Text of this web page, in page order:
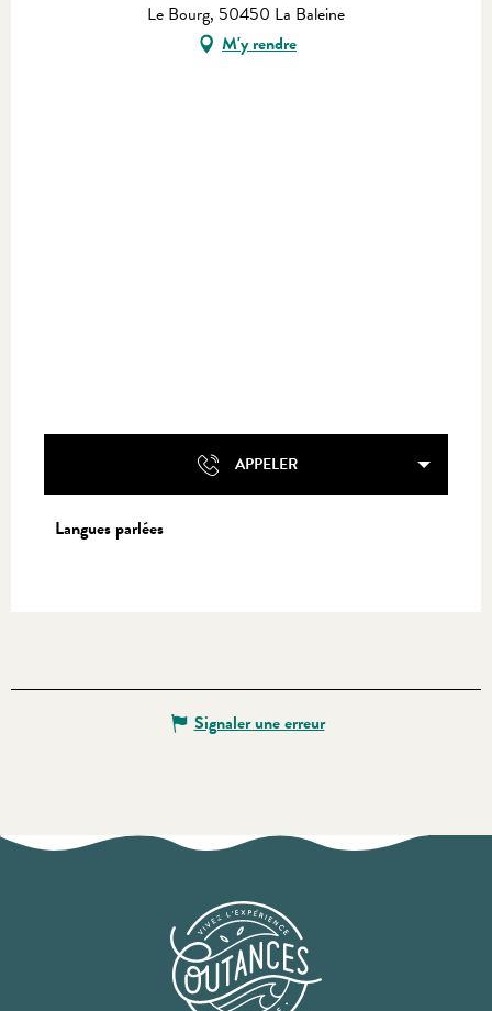
Le Bourg, 50450 La Baleine
M'y rendre
APPELER
Langues parlées
Langues parlées
Signaler une erreur